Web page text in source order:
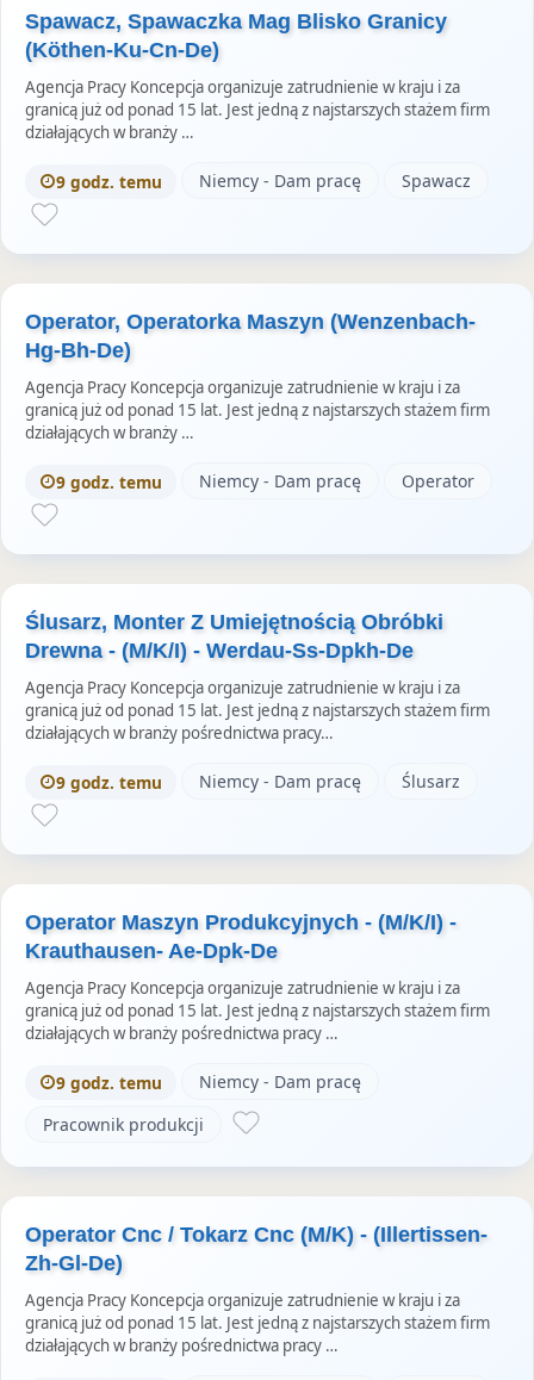
Spawacz, Spawaczka Mag Blisko Granicy
(Köthen-Ku-Cn-De)
Agencja Pracy Koncepcja organizuje zatrudnienie w kraju i za
granicą już od ponad 15 lat. Jest jedną z najstarszych stażem firm
działających w branży …
9 godz. temu Niemcy - Dam pracę Spawacz
Operator, Operatorka Maszyn (Wenzenbach-
Hg-Bh-De)
Agencja Pracy Koncepcja organizuje zatrudnienie w kraju i za
granicą już od ponad 15 lat. Jest jedną z najstarszych stażem firm
działających w branży …
9 godz. temu Niemcy - Dam pracę Operator
Ślusarz, Monter Z Umiejętnością Obróbki
Drewna - (M/K/I) - Werdau-Ss-Dpkh-De
Agencja Pracy Koncepcja organizuje zatrudnienie w kraju i za
granicą już od ponad 15 lat. Jest jedną z najstarszych stażem firm
działających w branży pośrednictwa pracy…
9 godz. temu Niemcy - Dam pracę Ślusarz
Operator Maszyn Produkcyjnych - (M/K/I) -
Krauthausen- Ae-Dpk-De
Agencja Pracy Koncepcja organizuje zatrudnienie w kraju i za
granicą już od ponad 15 lat. Jest jedną z najstarszych stażem firm
działających w branży pośrednictwa pracy …
9 godz. temu
Niemcy - Dam pracę
Pracownik produkcji
Operator Cnc / Tokarz Cnc (M/K) - (Illertissen-
Zh-Gl-De)
Agencja Pracy Koncepcja organizuje zatrudnienie w kraju i za
granicą już od ponad 15 lat. Jest jedną z najstarszych stażem firm
działających w branży pośrednictwa pracy …